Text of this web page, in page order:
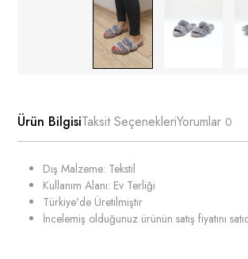
Ürün BilgisiTaksit SeçenekleriYorumlar 0
Dış Malzeme: Tekstil
Kullanım Alanı: Ev Terliği
Türkiye'de Üretilmiştir
İncelemiş olduğunuz ürünün satış fiyatını